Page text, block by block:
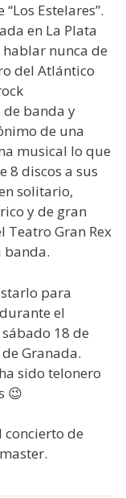
Estelares”.
en La Plata
nunca de
del Atlántico
de banda y
de una
musical lo que
8 discos a sus
solitario,
y de gran
Teatro Gran Rex
banda.
para
el
18 de
Granada.
sido telonero
😉
concierto de